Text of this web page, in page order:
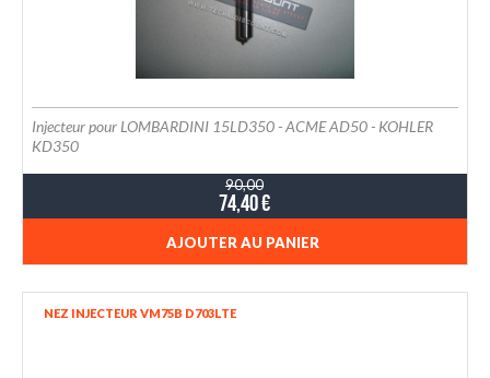
Injecteur pour LOMBARDINI 15LD350 - ACME AD50 - KOHLER
KD350
90,00
74,40 €
AJOUTER AU PANIER
NEZ INJECTEUR VM75B D703LTE